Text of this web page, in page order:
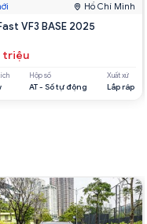
Hồ Chí Minh
VF3 BASE 2025
triệu
Hộp số
AT - Số tự động
Xuất xứ
Lắp ráp